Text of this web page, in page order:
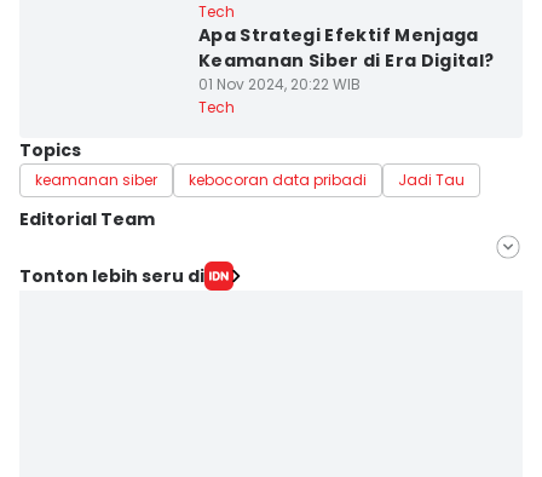
Tech
Apa Strategi Efektif Menjaga
Keamanan Siber di Era Digital?
01 Nov 2024, 20:22 WIB
Tech
Topics
keamanan siber kebocoran data pribadi Jadi Tau
Editorial Team
Editor
Tonton lebih seru di